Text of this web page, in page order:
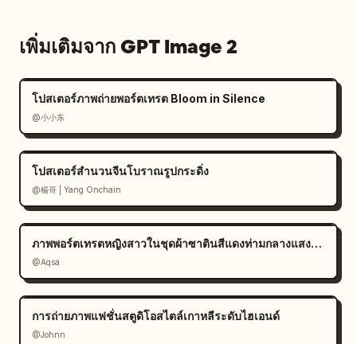
เพิ่มเติมจาก GPT Image 2
โปสเตอร์ภาพถ่ายพอร์ตเทรต Bloom in Silence
@小小东
โปสเตอร์สำนวนจีนโบราณรูปกระดิ่ง
@楊哥 | Yang Onchain
ภาพพอร์ตเทรตหญิงสาวในชุดผ้าซาตินสีแดงท่ามกลางแสงแดด
@Aqsa
การถ่ายภาพแฟชั่นสตูดิโอสไตล์เกาหลีระดับไฮเอนด์
@Johnn